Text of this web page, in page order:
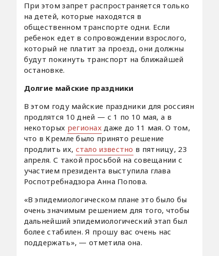
При этом запрет распространяется только
на детей, которые находятся в
общественном транспорте одни. Если
ребенок едет в сопровождении взрослого,
который не платит за проезд, они должны
будут покинуть транспорт на ближайшей
остановке.
Долгие майские праздники
В этом году майские праздники для россиян
продлятся 10 дней — с 1 по 10 мая, а в
некоторых регионах даже до 11 мая. О том,
что в Кремле было принято решение
продлить их, стало известно в пятницу, 23
апреля. С такой просьбой на совещании с
участием президента выступила глава
Роспотребнадзора Анна Попова.
«В эпидемиологическом плане это было бы
очень значимым решением для того, чтобы
дальнейший эпидемиологический этап был
более стабилен. Я прошу вас очень нас
поддержать», — отметила она.